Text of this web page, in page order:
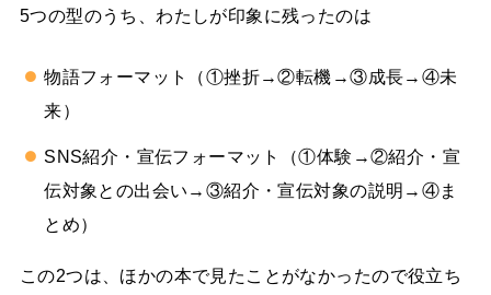
5つの型のうち、わたしが印象に残ったのは
物語フォーマット（①挫折→②転機→③成長→④未
来）
SNS紹介・宣伝フォーマット（①体験→②紹介・宣
伝対象との出会い→③紹介・宣伝対象の説明→④ま
とめ）
この2つは、ほかの本で見たことがなかったので役立ち